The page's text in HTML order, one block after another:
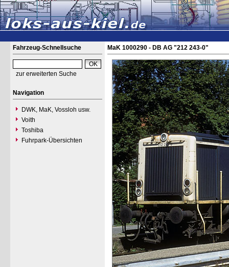
Fahrzeug-Schnellsuche
zur erweiterten Suche
Navigation
DWK, MaK, Vossloh usw.
Voith
Toshiba
Fuhrpark-Übersichten
MaK 1000290 - DB AG "212 243-0"